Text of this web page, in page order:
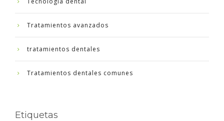
Tratamientos avanzados
tratamientos dentales
Tratamientos dentales comunes
Etiquetas